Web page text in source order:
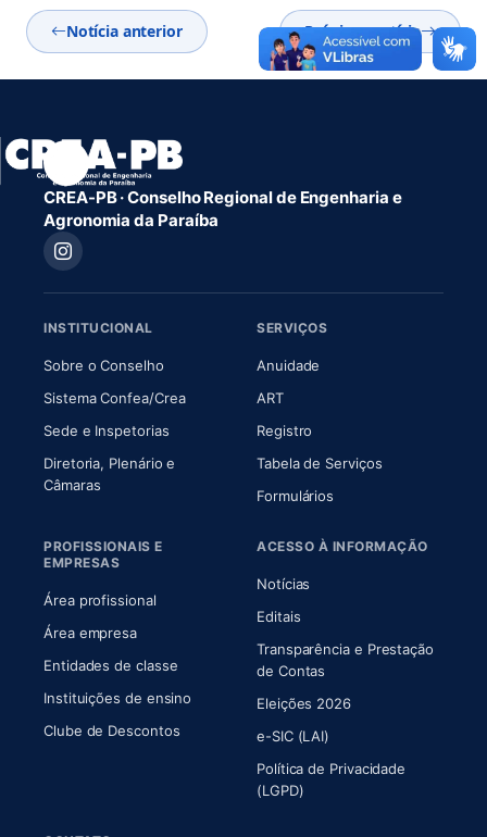
Notícia anterior Próxima notícia
CREA-PB · Conselho Regional de Engenharia e
Agronomia da Paraíba
INSTITUCIONAL
Sobre o Conselho(abre em nova aba)
Sistema Confea/Crea(abre em nova aba)
Sede e Inspetorias
Diretoria, Plenário e
Câmaras(abre em nova aba)
SERVIÇOS
Anuidade
ART(abre em nova aba)
Registro
Tabela de Serviços
Formulários
PROFISSIONAIS E
EMPRESAS
Área profissional
Área empresa
Entidades de classe
Instituições de ensino
Clube de Descontos
ACESSO À INFORMAÇÃO
Notícias
Editais
Transparência e Prestação
de Contas
Eleições 2026
e-SIC (LAI)
Política de Privacidade
(LGPD)